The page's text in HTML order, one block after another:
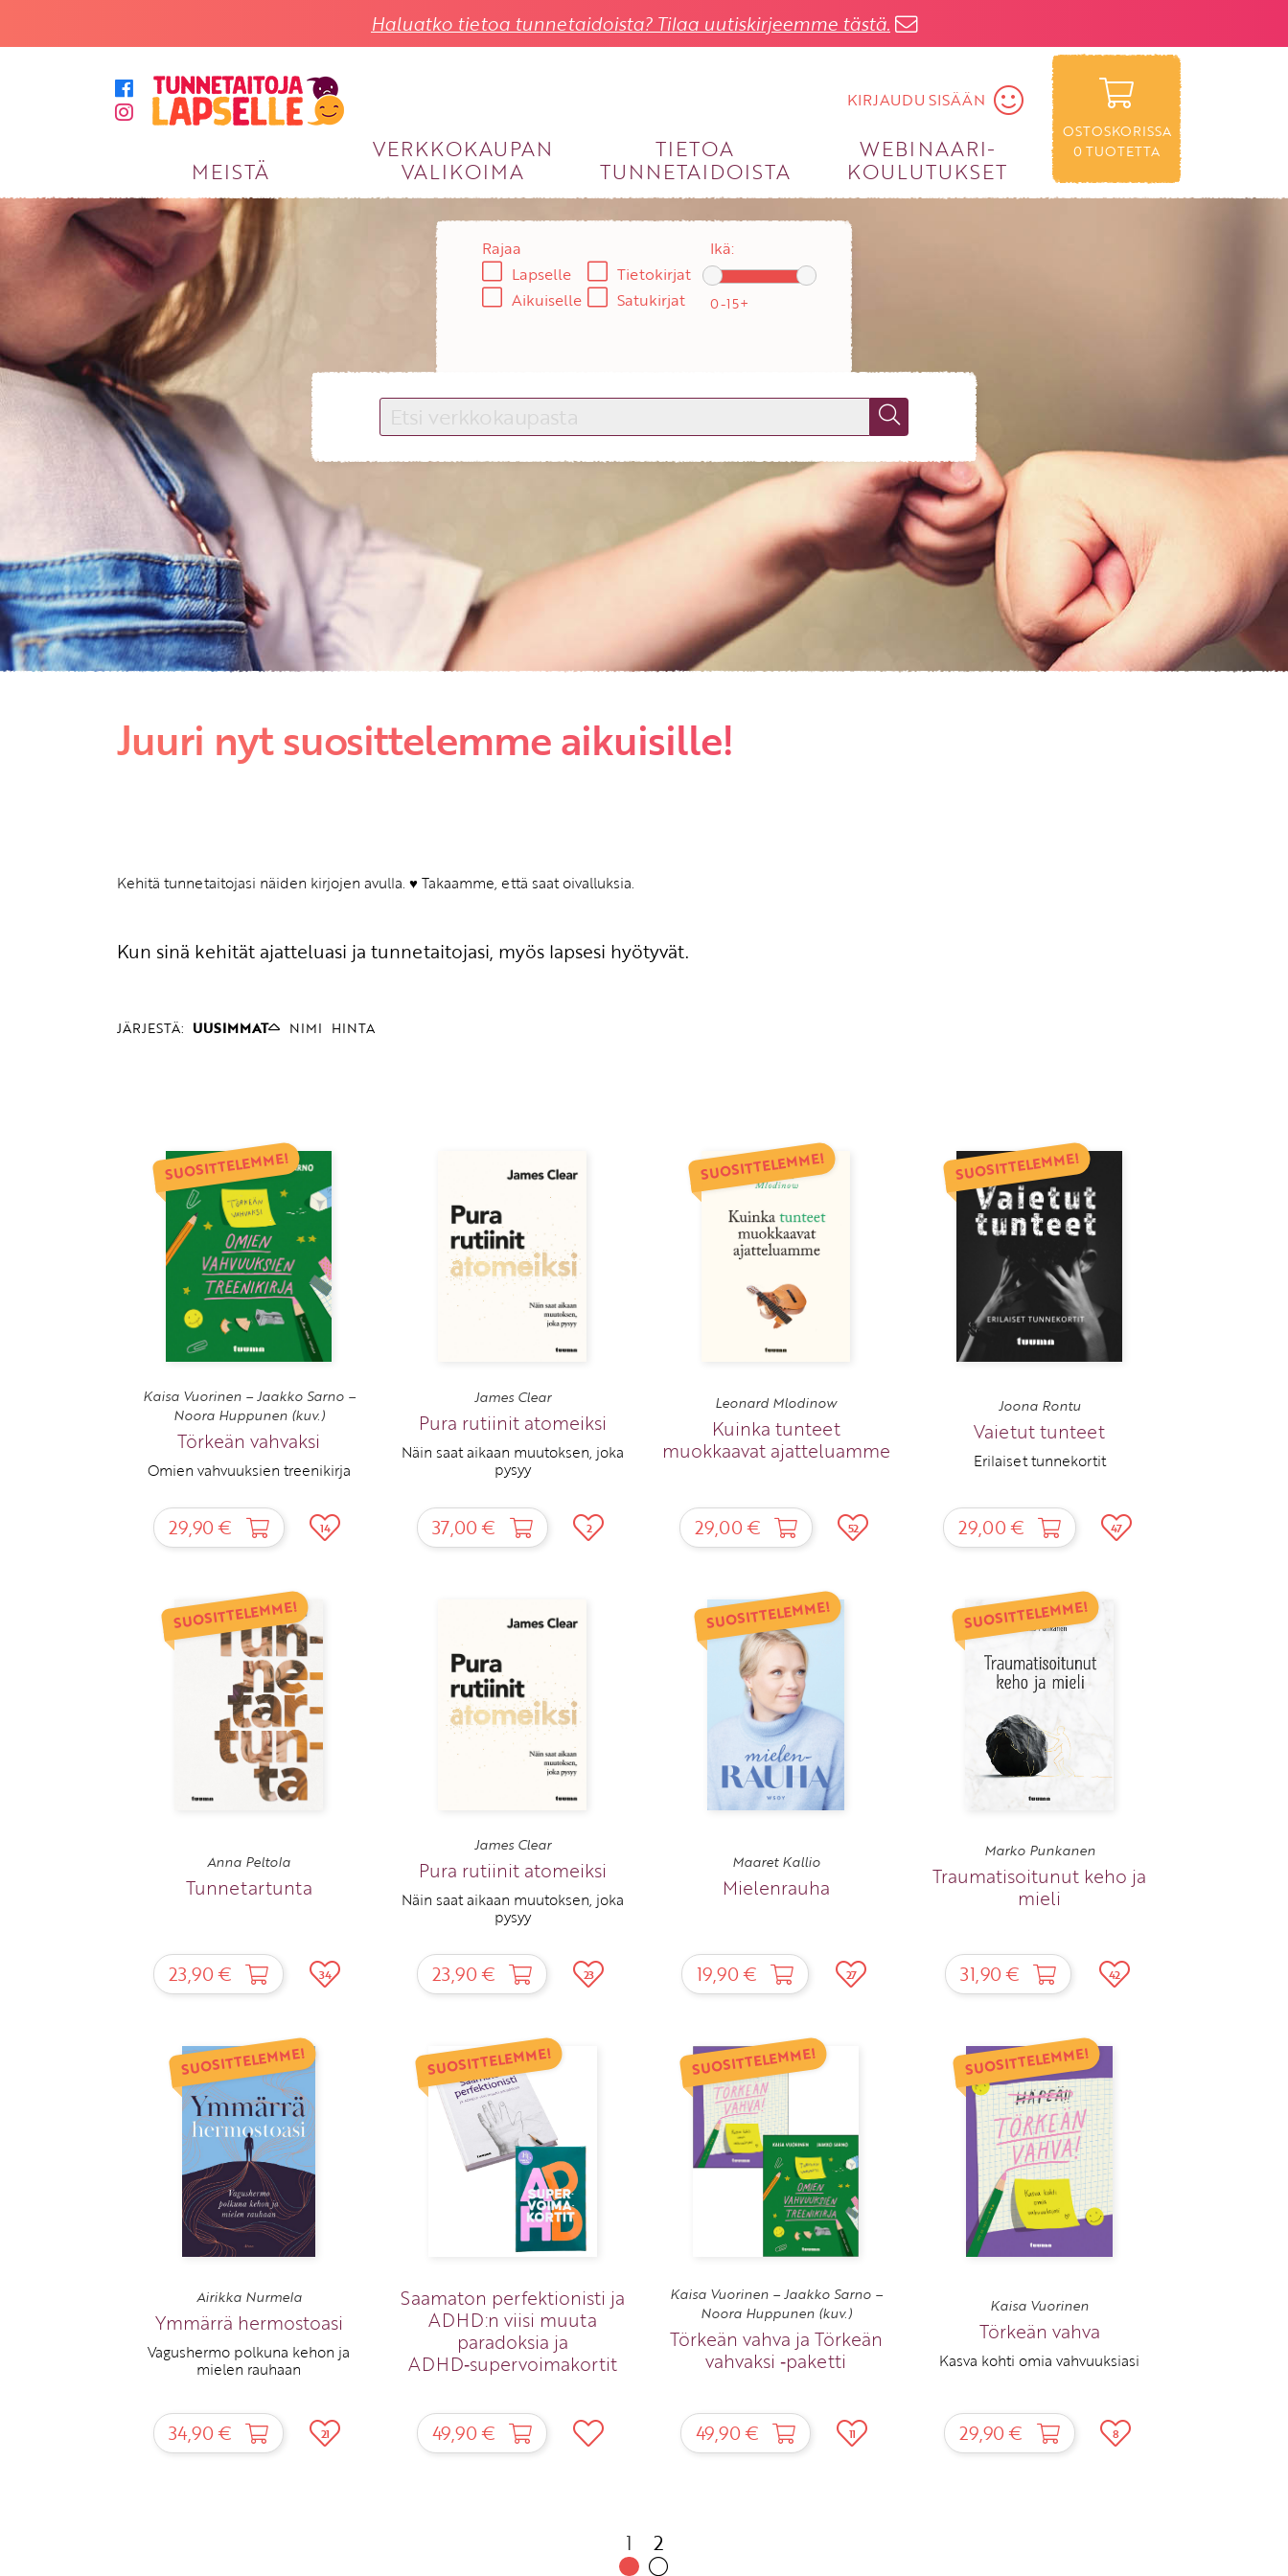
Haluatko tietoa tunnetaidoista? Tilaa uutiskirjeemme tästä.
KIRJAUDU SISÄÄN
MEISTÄ
VERKKOKAUPAN
VALIKOIMA
TIETOA
TUNNETAIDOISTA
WEBINAARI­
KOULUTUKSET
OSTOSKORISSA
0TUOTETTA
KIRJAUDU SISÄÄN
Käyttäjätunnus
Salasana
Etkö ole vielä asiakkaamme?
Luo asiakastili tästä!
Rajaa
Lapselle
Aikuiselle
Tietokirjat
Satukirjat
Ikä:
Juuri nyt suosittelemme aikuisille!
Kehitä tunnetaitojasi näiden kirjojen avulla. ♥ Takaamme, että saat oivalluksia.
Kun sinä kehität ajatteluasi ja tunnetaitojasi, myös lapsesi hyötyvät.
JÄRJESTÄ: UUSIMMAT NIMI HINTA
SUOSITTELEMME!
Kaisa Vuorinen – Jaakko Sarno –
Noora Huppunen (kuv.)
Törkeän vahvaksi
Omien vahvuuksien treenikirja
29,90 € 14
James Clear
Pura rutiinit atomeiksi
Näin saat aikaan muutoksen, joka
pysyy
37,00 € 2
SUOSITTELEMME!
Leonard Mlodinow
Kuinka tunteet
muokkaavat ajatteluamme
29,00 € 52
SUOSITTELEMME!
Joona Rontu
Vaietut tunteet
Erilaiset tunnekortit
29,00 € 47
SUOSITTELEMME!
Anna Peltola
Tunnetartunta
23,90 € 34
James Clear
Pura rutiinit atomeiksi
Näin saat aikaan muutoksen, joka
pysyy
23,90 € 23
SUOSITTELEMME!
Maaret Kallio
Mielenrauha
19,90 € 27
SUOSITTELEMME!
Marko Punkanen
Traumatisoitunut keho ja
mieli
31,90 € 42
SUOSITTELEMME!
Airikka Nurmela
Ymmärrä hermostoasi
Vagushermo polkuna kehon ja
mielen rauhaan
34,90 € 21
SUOSITTELEMME!
Saamaton perfektionisti ja
ADHD:n viisi muuta
paradoksia ja
ADHD‑supervoimakortit
49,90 €
SUOSITTELEMME!
Kaisa Vuorinen – Jaakko Sarno –
Noora Huppunen (kuv.)
Törkeän vahva ja Törkeän
vahvaksi ‑paketti
49,90 € 11
SUOSITTELEMME!
Kaisa Vuorinen
Törkeän vahva
Kasva kohti omia vahvuuksiasi
29,90 € 8
1 2